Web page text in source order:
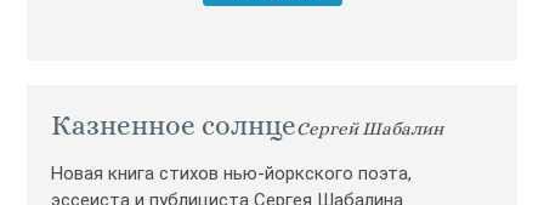
Казненное солнцеСергей Шабалин
Новая книга стихов нью-йоркского поэта,
эссеиста и публициста Сергея Шабалина